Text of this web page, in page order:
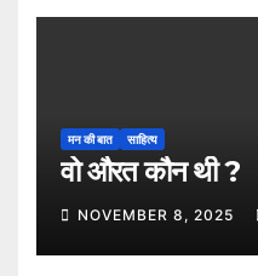
मन की बात साहित्य
वो औरत कौन थी ?
NOVEMBER 8, 2025